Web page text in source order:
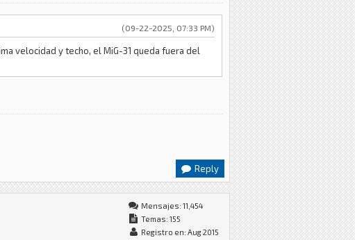
(09-22-2025, 07:33 PM)
velocidad y techo, el MiG-31 queda fuera del
Reply
Mensajes: 11,454
Temas: 155
Registro en: Aug 2015